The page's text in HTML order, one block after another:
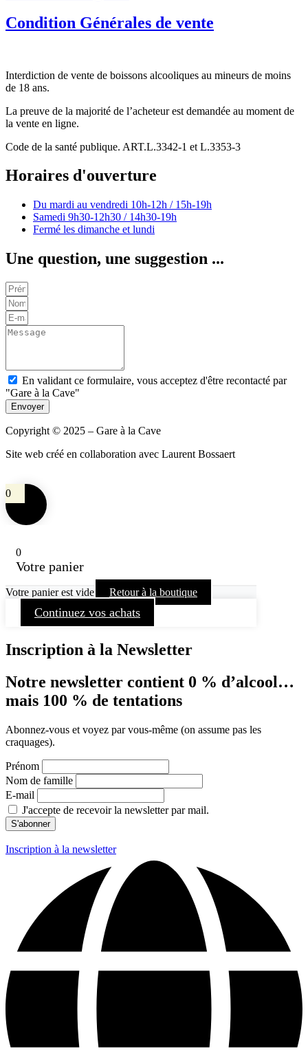
Condition Générales de vente
Interdiction de vente de boissons alcooliques au mineurs de moins
de 18 ans.
La preuve de la majorité de l’acheteur est demandée au moment de
la vente en ligne.
Code de la santé publique. ART.L.3342-1 et L.3353-3
Horaires d'ouverture
Du mardi au vendredi 10h-12h / 15h-19h
Samedi 9h30-12h30 / 14h30-19h
Fermé les dimanche et lundi
Une question, une suggestion ...
En validant ce formulaire, vous acceptez d'être recontacté par
"Gare à la Cave"
Envoyer
Copyright © 2025 – Gare à la Cave
Site web créé en collaboration avec Laurent Bossaert
0
0
Votre panier
Votre panier est vide Retour à la boutique
Continuez vos achats
Inscription à la Newsletter
Notre newsletter contient 0 % d’alcool…
mais 100 % de tentations
Abonnez-vous et voyez par vous-même (on assume pas les
craquages).
Prénom
Nom de famille
E-mail
J'accepte de recevoir la newsletter par mail.
Inscription à la newsletter